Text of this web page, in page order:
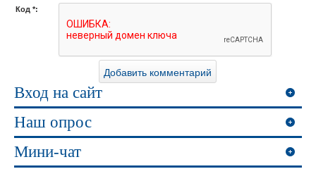
Код *:
Вход на сайт
Наш опрос
Мини-чат